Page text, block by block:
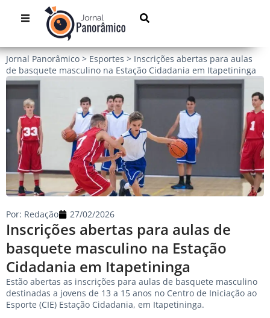
Jornal Panorâmico > Esportes > Inscrições abertas para aulas
de basquete masculino na Estação Cidadania em Itapetininga
Inscrições abertas para aulas de
basquete masculino na Estação
Cidadania em Itapetininga
Por: Redação 27/02/2026
Estão abertas as inscrições para aulas de basquete masculino
destinadas a jovens de 13 a 15 anos no Centro de Iniciação ao
Esporte (CIE) Estação Cidadania, em Itapetininga.